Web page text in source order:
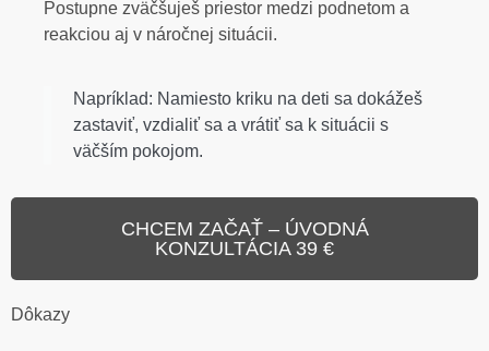
Postupne zväčšuješ priestor medzi podnetom a
reakciou aj v náročnej situácii.
Napríklad: Namiesto kriku na deti sa dokážeš
zastaviť, vzdialiť sa a vrátiť sa k situácii s
väčším pokojom.
CHCEM ZAČAŤ – ÚVODNÁ
KONZULTÁCIA 39 €
Dôkazy